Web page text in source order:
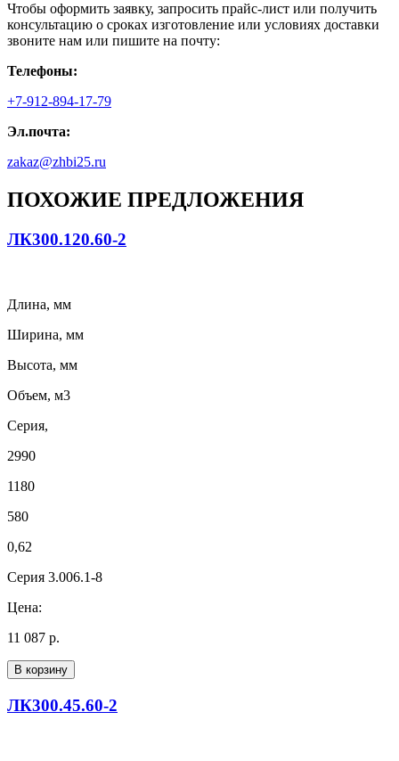
Чтобы оформить заявку, запросить прайс-лист или получить
консультацию о сроках изготовление или условиях доставки
звоните нам или пишите на почту:
Телефоны:
+7-912-894-17-79
Эл.почта:
zakaz@zhbi25.ru
ПОХОЖИЕ ПРЕДЛОЖЕНИЯ
ЛК300.120.60-2
Длина, мм
Ширина, мм
Высота, мм
Объем, м3
Серия,
2990
1180
580
0,62
Серия 3.006.1-8
Цена:
11 087 р.
В корзину
ЛК300.45.60-2